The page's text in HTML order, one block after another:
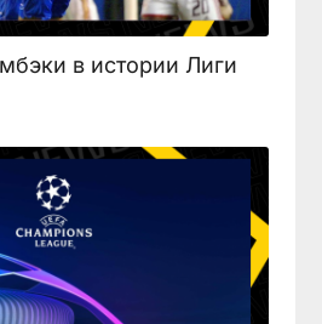
в истории Лиги